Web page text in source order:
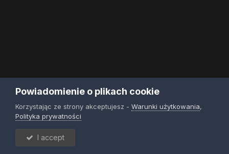
Powiadomienie o plikach cookie
Korzystając ze strony akceptujesz - Warunki użytkowania,
Polityka prywatności
I accept